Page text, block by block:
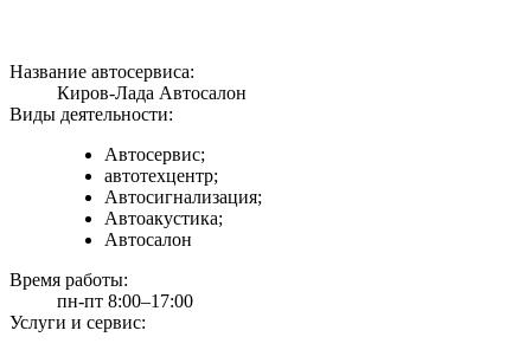
Название автосервиса:
Киров-Лада Автосалон
Виды деятельности:
Автосервис;
автотехцентр;
Автосигнализация;
Автоакустика;
Автосалон
Время работы:
пн-пт 8:00–17:00
Услуги и сервис: